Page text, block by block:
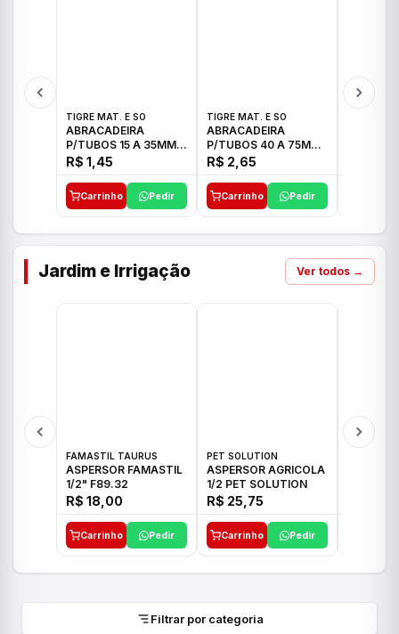
TIGRE MAT. E SO
ABRACADEIRA
P/TUBOS 15 A 35MM
TIGRE
R$ 1,45
Carrinho Pedir
TIGRE MAT. E SO
ABRACADEIRA
P/TUBOS 40 A 75MM
TIGRE
R$ 2,65
Carrinho Pedir
Jardim e Irrigação Ver todos →
FAMASTIL TAURUS
ASPERSOR FAMASTIL
1/2" F89.32
R$ 18,00
Carrinho Pedir
PET SOLUTION
ASPERSOR AGRICOLA
1/2 PET SOLUTION
R$ 25,75
Carrinho Pedir
Filtrar por categoria